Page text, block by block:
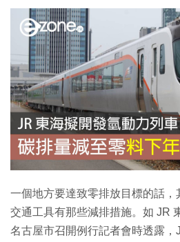
一個地方要達致零排放目標的話
交通工具有那些減排措施。如 JR
名古屋市召開例行記者會時透露，